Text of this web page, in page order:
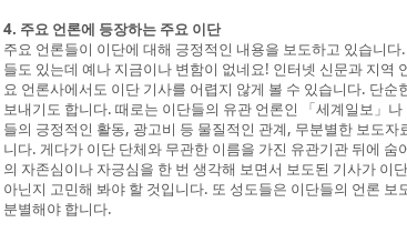
4. 주요 언론에 등장하는 주요 이단
주요 언론들이 이단에 대해 긍정적인 내용을 보도하고 있습니
들도 있는데 예나 지금이나 변함이 없네요! 인터넷 신문과 지
요 언론사에서도 이단 기사를 어렵지 않게 볼 수 있습니다. 단
보내기도 합니다. 때로는 이단들의 유관 언론인 「세계일보」
들의 긍정적인 활동, 광고비 등 물질적인 관계, 무분별한 보도
니다. 게다가 이단 단체와 무관한 이름을 가진 유관기관 뒤에
의 자존심이나 자긍심을 한 번 생각해 보면서 보도된 기사가 이
아닌지 고민해 봐야 할 것입니다. 또 성도들은 이단들의 언론
분별해야 합니다.